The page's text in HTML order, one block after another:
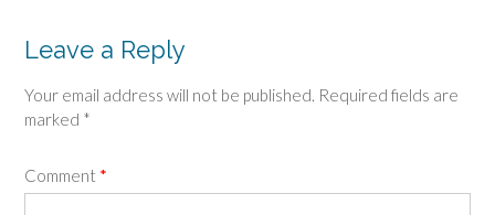
Leave a Reply
Your email address will not be published. Required fields are
marked *
Comment *